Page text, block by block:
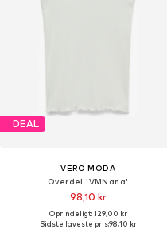
DEAL
VERO MODA
Overdel 'VMNana'
98,10 kr
Oprindeligt: 129,00 kr
Sidste laveste pris:98,10 kr